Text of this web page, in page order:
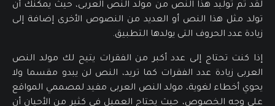
لقد تم توليد هذا النص من مولد النص العربى، حيث يمكنك أن
تولد مثل هذا النص أو العديد من النصوص الأخرى إضافة إلى
زيادة عدد الحروف التى يولدها التطبيق.
إذا كنت تحتاج إلى عدد أكبر من الفقرات يتيح لك مولد النص
العربى زيادة عدد الفقرات كما تريد، النص لن يبدو مقسما ولا
يحوي أخطاء لغوية، مولد النص العربى مفيد لمصممي المواقع
على وجه الخصوص، حيث يحتاج العميل فى كثير من الأحيان أن